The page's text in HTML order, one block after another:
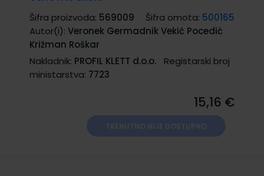
Šifra proizvoda: 569009 Šifra omota: 500165
Autor(i): Veronek Germadnik Vekić Pocedić
Križman Roškar
Nakladnik: PROFIL KLETT d.o.o.
Registarski broj
ministarstva: 7723
15,16 €